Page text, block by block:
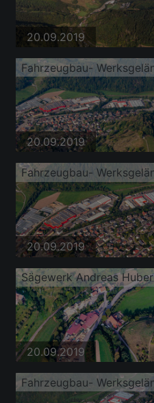
20.09.2019
20.09.2019
20.09.2019
Sägewerk Andreas
20.09.2019